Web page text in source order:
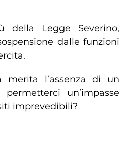
Legge Severino,
dalle funzioni
merita l’assenza di un
permetterci un’impasse
imprevedibili?